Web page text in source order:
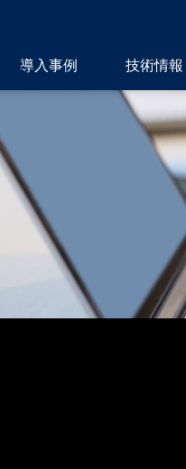
導入事例 技術情報